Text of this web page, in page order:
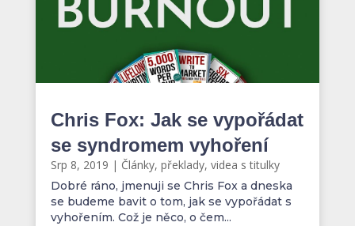
Chris Fox: Jak se vypořádat
se syndromem vyhoření
Srp 8, 2019 | Články, překlady, videa s titulky
Dobré ráno, jmenuji se Chris Fox a dneska
se budeme bavit o tom, jak se vypořádat s
vyhořením. Což je něco, o čem...